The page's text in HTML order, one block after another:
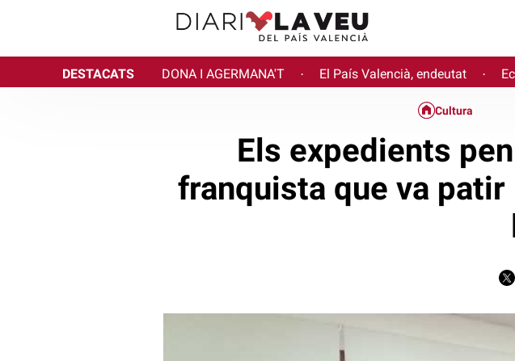
DESTACATS DONA I AGERMANA'T · El País Valencià, endeutat ·
Cultura
Els expedients
franquista que va